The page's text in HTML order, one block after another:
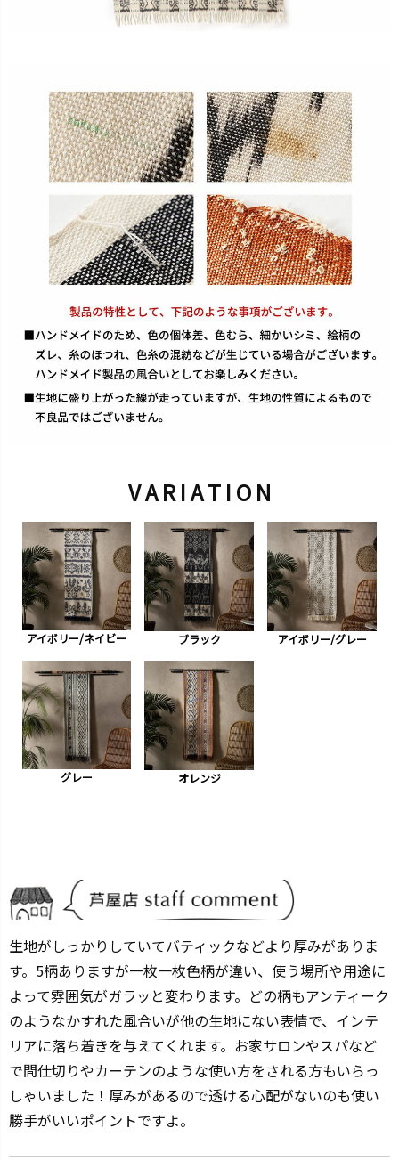
V A R I A T I O N
アイボリー/ネイビー ブラック アイボリー/グレー
グレー オレンジ
生地がしっかりしていてバティックなどより厚みがありま
す。5柄ありますが一枚一枚色柄が違い、使う場所や用途に
よって雰囲気がガラッと変わります。どの柄もアンティーク
のようなかすれた風合いが他の生地にない表情で、インテ
リアに落ち着きを与えてくれます。お家サロンやスパなど
で間仕切りやカーテンのような使い方をされる方もいらっ
しゃいました！厚みがあるので透ける心配がないのも使い
勝手がいいポイントですよ。